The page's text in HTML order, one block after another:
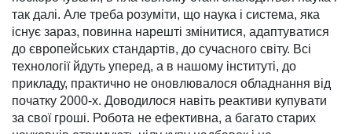
так далі. Але треба розуміти, що наука і система, яка
існує зараз, повинна нареш­ті змінитися, адаптуватися
до європейських стандартів, до сучасного світу. Всі
технології йдуть уперед, а в нашому ін­ституті, до
прикладу, прак­тично не оновлювалося облад­нання від
початку 2000-х. Доводилося навіть реактиви купувати
за свої гроші. Робота не ефек­тивна, а багато старих